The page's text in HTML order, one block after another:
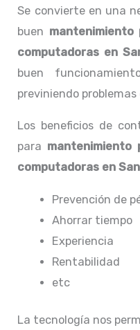
Se convierte en una
buen
computadoras en
buen
previniendo
Los beneficios de
para
computadoras en
Prevención de
Ahorrar tiempo
Experiencia
Rentabilidad
etc
La tecnología nos